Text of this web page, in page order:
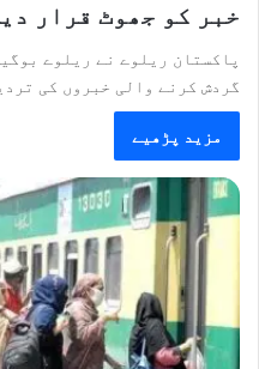
خبر کو جھوٹ قرار
پاکستان ریلوے نے ریلوے
گردش کرنے والی خبروں کی
مزید پڑھیے